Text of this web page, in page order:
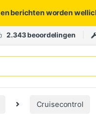
berichten worden
2.343 beoordelingen
Cruisecontrol